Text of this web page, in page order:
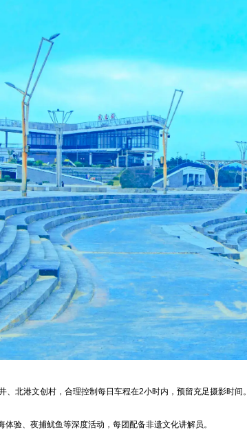
、北港文创村，合理控制每日车程在2小时内，预留充足摄影时间。
验、夜捕鱿鱼等深度活动，每团配备非遗文化讲解员。